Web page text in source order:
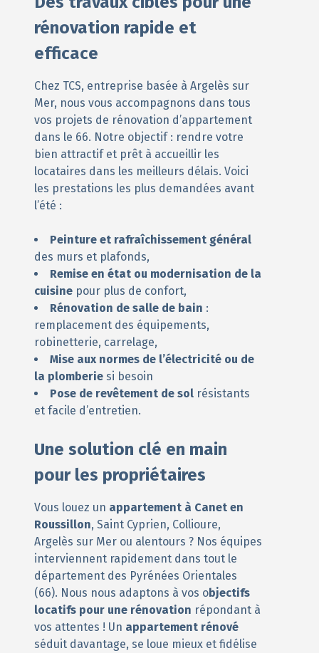
rénovation rapide et
efficace
Chez TCS, entreprise basée à Argelès sur
Mer, nous vous accompagnons dans tous
vos projets de rénovation d’appartement
dans le 66. Notre objectif : rendre votre
bien attractif et prêt à accueillir les
locataires dans les meilleurs délais. Voici
les prestations les plus demandées avant
l’été :
Peinture et rafraîchissement général
des murs et plafonds,
Remise en état ou modernisation de la
cuisine pour plus de confort,
Rénovation de salle de bain :
remplacement des équipements,
robinetterie, carrelage,
Mise aux normes de l’électricité ou de
la plomberie si besoin
Pose de revêtement de sol résistants
et facile d’entretien.
Une solution clé en main
pour les propriétaires
Vous louez un appartement à Canet en
Roussillon, Saint Cyprien, Collioure,
Argelès sur Mer ou alentours ? Nos équipes
interviennent rapidement dans tout le
département des Pyrénées Orientales
(66). Nous nous adaptons à vos objectifs
locatifs pour une rénovation répondant à
vos attentes ! Un appartement rénové
séduit davantage, se loue mieux et fidélise